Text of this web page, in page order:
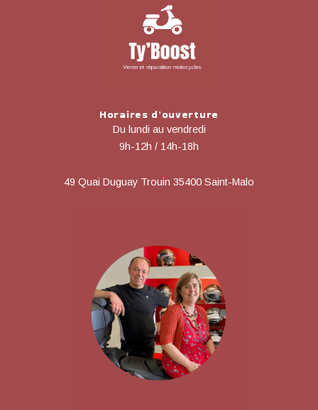
Horaires d'ouverture
Du lundi au vendredi
9h-12h / 14h-18h
49 Quai Duguay Trouin 35400 Saint-Malo